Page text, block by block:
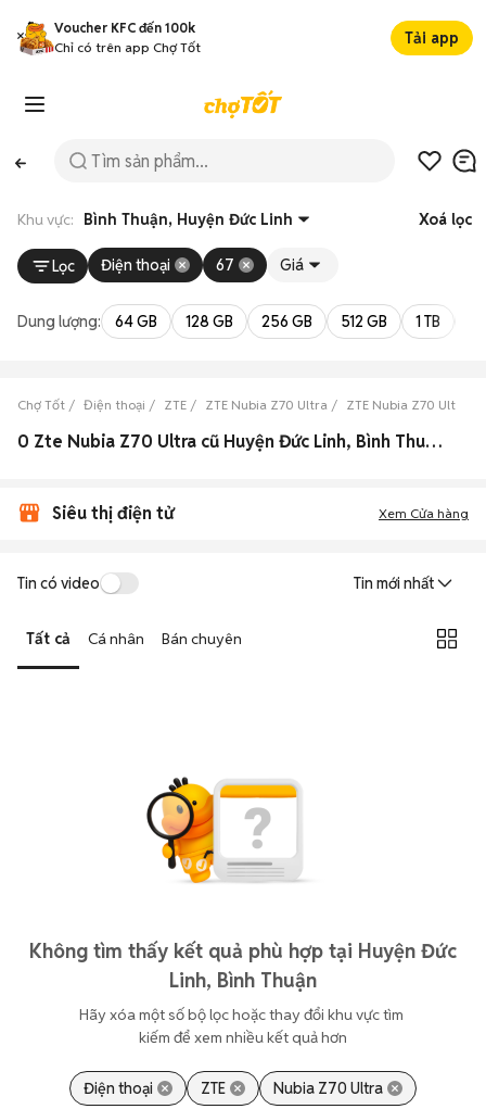
Voucher KFC đến 100k
Chỉ có trên app Chợ Tốt
Tải app
Khu vực: Bình Thuận, Huyện Đức Linh Xoá lọc
Lọc Điện thoại 67 Giá
Dung lượng: 64 GB 128 GB 256 GB 512 GB 1 TB
Chợ Tốt Điện thoại ZTE ZTE Nubia Z70 Ultra ZTE Nubia Z70 Ultra
0 Zte Nubia Z70 Ultra cũ Huyện Đức Linh, Bình Thuận đẹp
Siêu thị điện tử Xem Cửa hàng
Tin có video Tin mới nhất
Tất cả Cá nhân Bán chuyên
Không tìm thấy kết quả phù hợp tại Huyện Đức
Linh, Bình Thuận
Hãy xóa một số bộ lọc hoặc thay đổi khu vực tìm
kiếm để xem nhiều kết quả hơn
Điện thoại ZTE Nubia Z70 Ultra